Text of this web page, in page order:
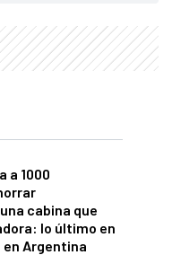
a 1000
cabina que
lo último en
en Argentina